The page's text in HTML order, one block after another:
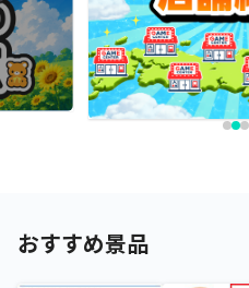
おすすめ景品